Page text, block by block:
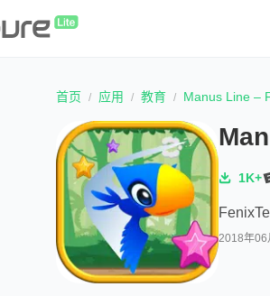
首页 应用 教育 Manus Line –
1K+
2018年06